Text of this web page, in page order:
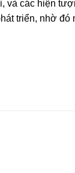
và các hiện
triển, nhờ đó